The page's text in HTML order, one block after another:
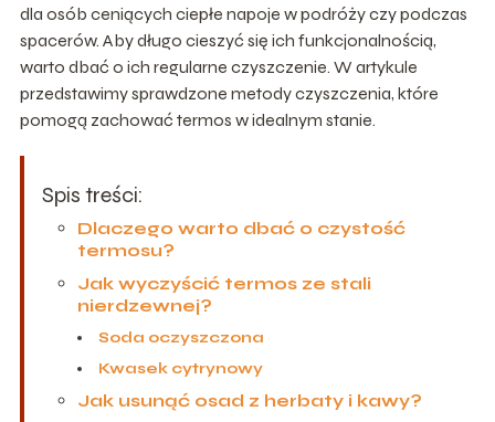
dla osób ceniących ciepłe napoje w podróży czy podczas
spacerów. Aby długo cieszyć się ich funkcjonalnością,
warto dbać o ich regularne czyszczenie. W artykule
przedstawimy sprawdzone metody czyszczenia, które
pomogą zachować termos w idealnym stanie.
Spis treści:
Dlaczego warto dbać o czystość
termosu?
Jak wyczyścić termos ze stali
nierdzewnej?
Soda oczyszczona
Kwasek cytrynowy
Jak usunąć osad z herbaty i kawy?